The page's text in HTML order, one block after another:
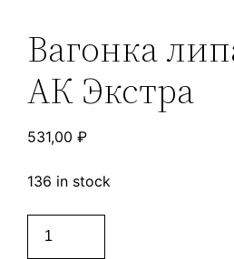
Вагонка
АК Экстра
531,00₽
136 in stock
липа